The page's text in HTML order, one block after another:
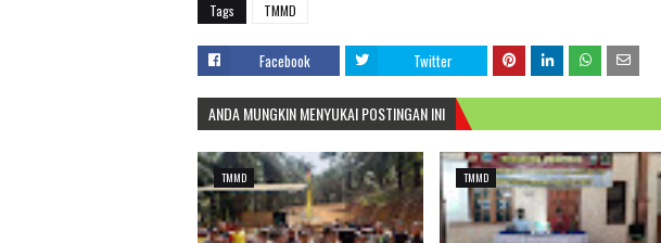
Tags TMMD
Facebook Twitter
ANDA MUNGKIN MENYUKAI POSTINGAN INI
TMMD TMMD